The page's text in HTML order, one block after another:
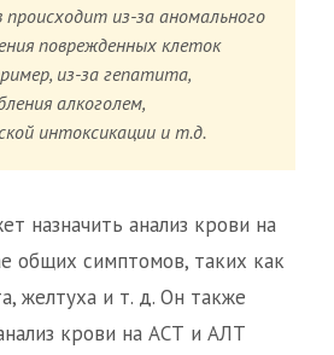
из-за аномального
поврежденных клеток
из-за гепатита,
алкоголем,
интоксикации и т.д.
назначить анализ крови на
общих симптомов, таких как
желтуха и т. д. Он также
крови на АСТ и АЛТ